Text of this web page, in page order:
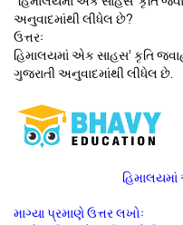
અનુવાદમાંથી લીધેલ છે?
ઉત્તરઃ
હિમાલયમાં એક સાહસ’ કૃતિ
ગુજરાતી અનુવાદમાંથી લીધેલ છે.
માગ્યા પ્રમાણે ઉત્તર લખોઃ